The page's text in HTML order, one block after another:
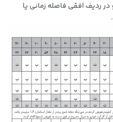
ردیف افقی فاصله زمانی یا